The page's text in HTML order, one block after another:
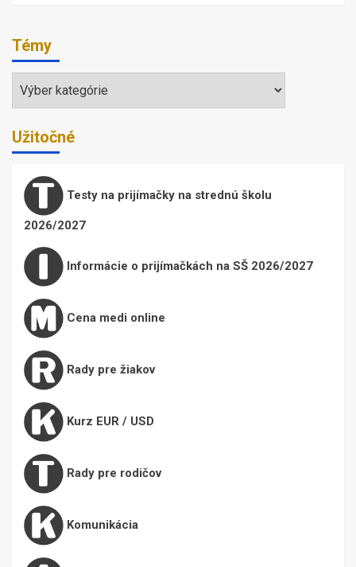
Témy
Témy
Užitočné
Testy na prijímačky na strednú školu
2026/2027
Informácie o prijímačkách na SŠ 2026/2027
Cena medi online
Rady pre žiakov
Kurz EUR / USD
Rady pre rodičov
Komunikácia